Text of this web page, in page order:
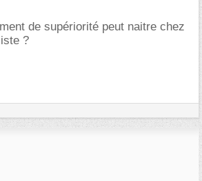
de supériorité peut naitre chez
?